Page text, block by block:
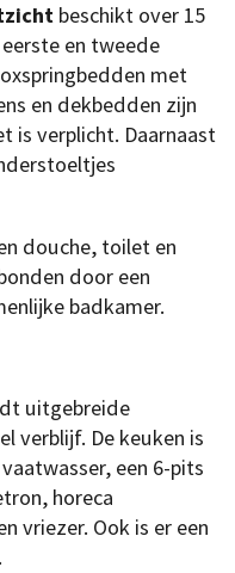
beschikt over 15
en tweede
met
en dekbedden zijn
is verplicht. Daarnaast
douche, toilet en
door een
badkamer.
uitgebreide
verblijf. De keuken is
een 6-pits
horeca
vriezer. Ook is er een